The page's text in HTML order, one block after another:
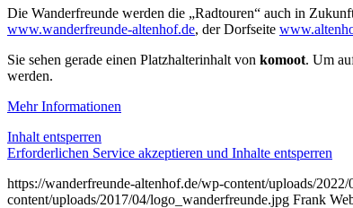
Die Wanderfreunde werden die „Radtouren“ auch in
www.wanderfreunde-altenhof.de, der Dorfseite
Sie sehen gerade einen Platzhalterinhalt von komoot. Um
werden.
Mehr Informationen
Inhalt entsperren
Erforderlichen Service akzeptieren und Inhalte entsperren
https://wanderfreunde-altenhof.de/wp-content/uploads/
content/uploads/2017/04/logo_wanderfreunde.jpg Frank